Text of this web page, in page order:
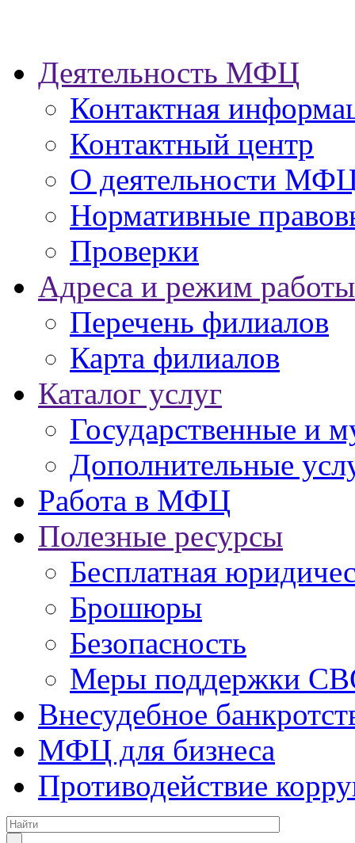
Деятельность МФЦ
Контактная
Контактный центр
О деятельности
Нормативные
Проверки
Адреса и режим работы
Перечень филиалов
Карта филиалов
Каталог услуг
Государственные и
Дополнительные
Работа в МФЦ
Полезные ресурсы
Бесплатная
Брошюры
Безопасность
Меры поддержки
Внесудебное
МФЦ для бизнеса
Противодействие